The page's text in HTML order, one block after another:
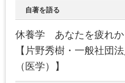
自著を語る
休養学 あなたを疲れか
【片野秀樹・一般社団
（医学）】